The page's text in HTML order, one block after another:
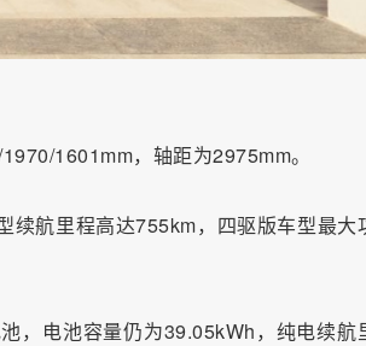
1601mm，轴距为2975mm。
续航里程高达755km，四驱版车型最大
，电池容量仍为39.05kWh，纯电续航